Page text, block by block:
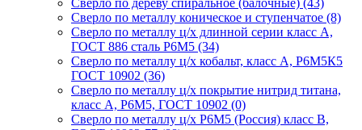
Сверло по дереву спиральное (балочные) (43)
Сверло по металлу коническое и ступенчатое (8)
Сверло по металлу ц/х длинной серии класс А,
ГОСТ 886 сталь Р6М5 (34)
Сверло по металлу ц/х кобальт, класс А, Р6М5К5
ГОСТ 10902 (36)
Сверло по металлу ц/х покрытие нитрид титана,
класс А, Р6М5, ГОСТ 10902 (0)
Сверло по металлу ц/х Р6М5 (Россия) класс В,